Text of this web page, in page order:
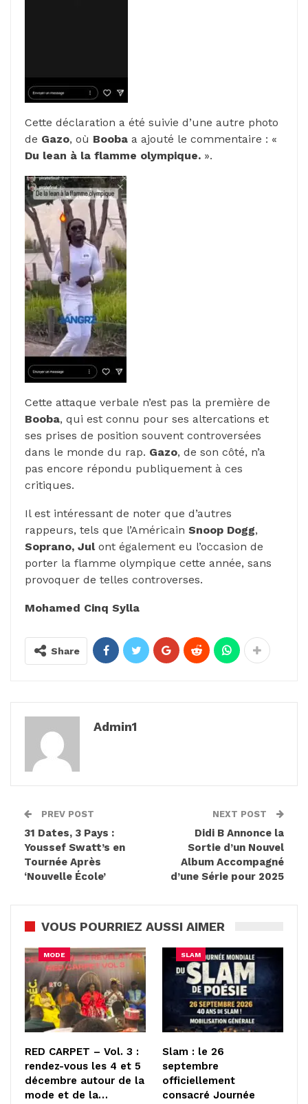
Cette déclaration a été suivie d’une autre photo
de Gazo, où Booba a ajouté le commentaire : «
Du lean à la flamme olympique. ».
Cette attaque verbale n’est pas la première de
Booba, qui est connu pour ses altercations et
ses prises de position souvent controversées
dans le monde du rap. Gazo, de son côté, n’a
pas encore répondu publiquement à ces
critiques.
Il est intéressant de noter que d’autres
rappeurs, tels que l’Américain Snoop Dogg,
Soprano, Julont également eu l’occasion de
porter la flamme olympique cette année, sans
provoquer de telles controverses.
Mohamed Cinq Sylla
Share
Admin1
PREV POST
31 Dates, 3 Pays :
Youssef Swatt’s en
Tournée Après
‘Nouvelle École’
NEXT POST
Didi B Annonce la
Sortie d’un Nouvel
Album Accompagné
d’une Série pour 2025
VOUS POURRIEZ AUSSI AIMER
MODE
RED CARPET – Vol. 3 :
rendez-vous les 4 et 5
décembre autour de la
mode et de la…
SLAM
Slam : le 26
septembre
officiellement
consacré Journée